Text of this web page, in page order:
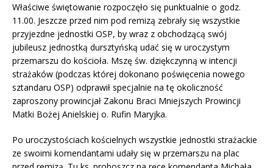
Właściwe świętowanie rozpoczęło się punktualnie o godz.
11.00. Jeszcze przed nim pod remizą zebrały się wszystkie
przyjezdne jednostki OSP, by wraz z obchodzącą swój
jubileusz jednostką dursztyńską udać się w uroczystym
przemarszu do kościoła. Mszę św. dziękczynną w intencji
strażaków (podczas której dokonano poświęcenia nowego
sztandaru OSP) odprawił specjalnie na tę okoliczność
zaproszony prowincjał Zakonu Braci Mniejszych Prowincji
Matki Bożej Anielskiej o. Rufin Maryjka.
Po uroczystościach kościelnych wszystkie jednostki strażackie
ze swoimi komendantami udały się w przemarszu na plac